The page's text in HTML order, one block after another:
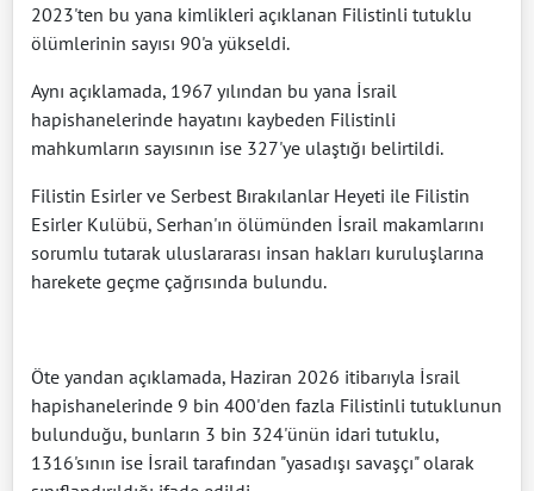
2023'ten bu yana kimlikleri açıklanan Filistinli tutuklu
ölümlerinin sayısı 90'a yükseldi.
Aynı açıklamada, 1967 yılından bu yana İsrail
hapishanelerinde hayatını kaybeden Filistinli
mahkumların sayısının ise 327'ye ulaştığı belirtildi.
Filistin Esirler ve Serbest Bırakılanlar Heyeti ile Filistin
Esirler Kulübü, Serhan'ın ölümünden İsrail makamlarını
sorumlu tutarak uluslararası insan hakları kuruluşlarına
harekete geçme çağrısında bulundu.
Öte yandan açıklamada, Haziran 2026 itibarıyla İsrail
hapishanelerinde 9 bin 400'den fazla Filistinli tutuklunun
bulunduğu, bunların 3 bin 324'ünün idari tutuklu,
1316'sının ise İsrail tarafından "yasadışı savaşçı" olarak